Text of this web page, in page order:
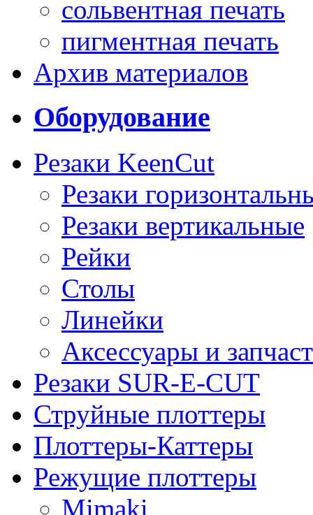
сольвентная печать
пигментная печать
Архив материалов
Оборудование
Резаки KeenCut
Резаки
Резаки вертикальные
Рейки
Столы
Линейки
Аксессуары и
Резаки SUR-E-CUT
Струйные плоттеры
Плоттеры-Каттеры
Режущие плоттеры
Mimaki